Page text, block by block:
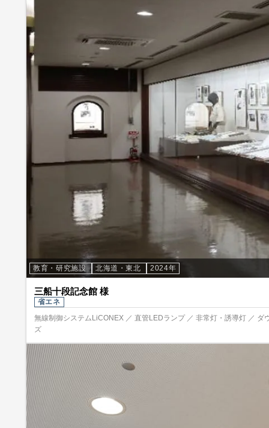
教育・研究施設 北海道・東北 2024年
三船十段記念館 様
省エネ
無線制御システムLiCONEX ／ 直管LEDランプ ／ 非常灯・誘導灯 ／
ズ